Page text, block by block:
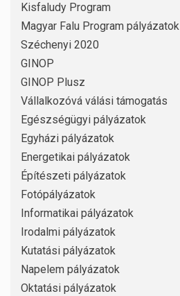
Kisfaludy Program
Magyar Falu Program pályázatok
Széchenyi 2020
GINOP
GINOP Plusz
Vállalkozóvá válási támogatás
Egészségügyi pályázatok
Egyházi pályázatok
Energetikai pályázatok
Építészeti pályázatok
Fotópályázatok
Informatikai pályázatok
Irodalmi pályázatok
Kutatási pályázatok
Napelem pályázatok
Oktatási pályázatok